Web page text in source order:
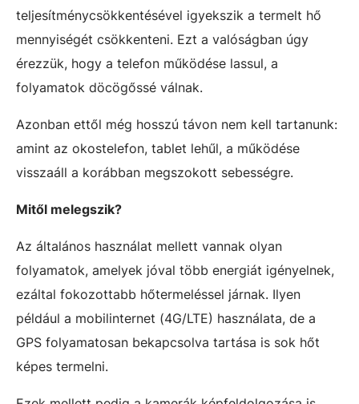
teljesítménycsökkentésével igyekszik a termelt hő
mennyiségét csökkenteni. Ezt a valóságban úgy
érezzük, hogy a telefon működése lassul, a
folyamatok döcögőssé válnak.
Azonban ettől még hosszú távon nem kell tartanunk:
amint az okostelefon, tablet lehűl, a működése
visszaáll a korábban megszokott sebességre.
Mitől melegszik?
Az általános használat mellett vannak olyan
folyamatok, amelyek jóval több energiát igényelnek,
ezáltal fokozottabb hőtermeléssel járnak. Ilyen
például a mobilinternet (4G/LTE) használata, de a
GPS folyamatosan bekapcsolva tartása is sok hőt
képes termelni.